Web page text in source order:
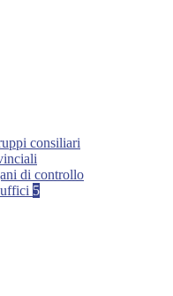
consiliari
di controllo
5